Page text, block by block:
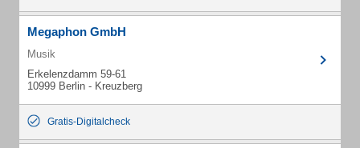
Megaphon GmbH
Musik
Erkelenzdamm 59-61
10999 Berlin - Kreuzberg
Gratis-Digitalcheck